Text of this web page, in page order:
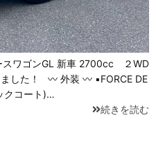
ワゴンGL 新車 2700cc ２WD
した！ 〰 外装 〰 ▪FORCE DE
クコート)…
続きを読む